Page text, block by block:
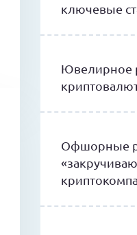
ключевые
Ювелирное
Офшорные